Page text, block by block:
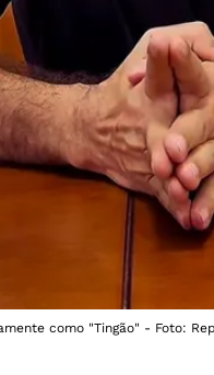
como "Tingão" - Foto: